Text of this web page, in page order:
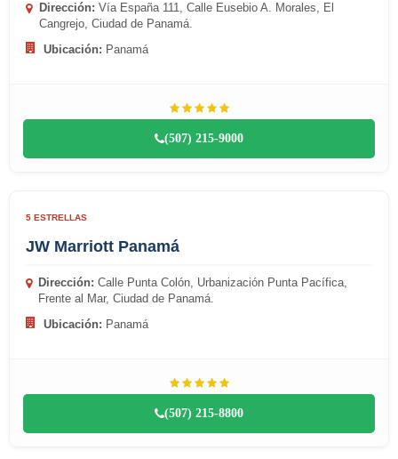
Dirección: Vía España 111, Calle Eusebio A. Morales, El
Cangrejo, Ciudad de Panamá.
Ubicación: Panamá
(507) 215-9000
5 ESTRELLAS
JW Marriott Panamá
Dirección: Calle Punta Colón, Urbanización Punta Pacífica,
Frente al Mar, Ciudad de Panamá.
Ubicación: Panamá
(507) 215-8800